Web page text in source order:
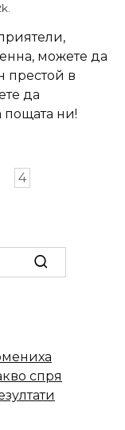
можете да
престой в
да
пощата ни!
4
спря